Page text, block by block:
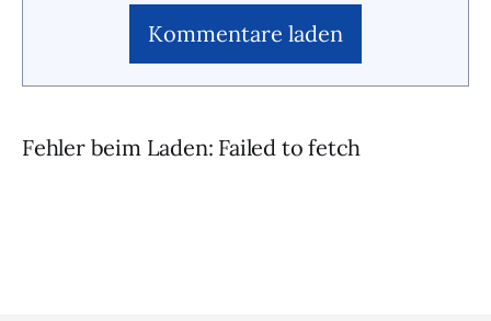
Kommentare laden
Fehler beim Laden: Failed to fetch